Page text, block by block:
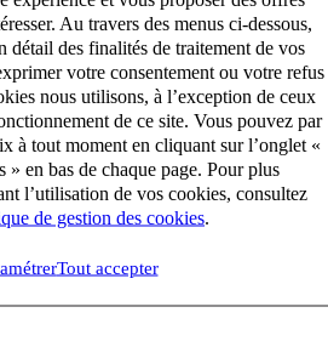
Au travers des menus ci-dessous,
détail des finalités de traitement de vos
votre consentement ou votre refus
nous utilisons, à l’exception de ceux
de ce site. Vous pouvez par
à tout moment en cliquant sur l’onglet «
» en bas de chaque page. Pour plus
l’utilisation de vos cookies, consultez
de gestion des cookies
Tout accepter